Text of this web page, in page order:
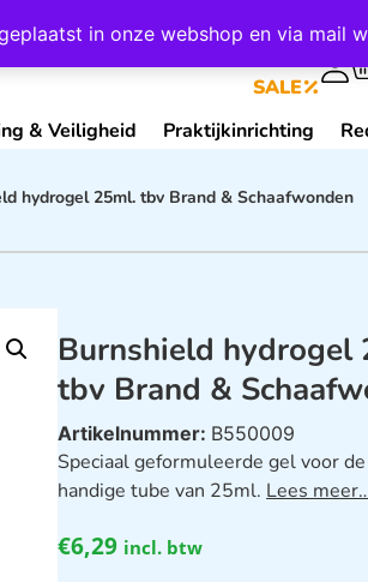
in onze webshop en via mail
SALE
& Veiligheid Praktijkinrichting
hydrogel 25ml. tbv Brand & Schaafwonden
Burnshield hydrogel
tbv Brand &
Artikelnummer: B550009
Speciaal geformuleerde gel voor
handige tube van 25ml. Lees
€6,29 incl. btw